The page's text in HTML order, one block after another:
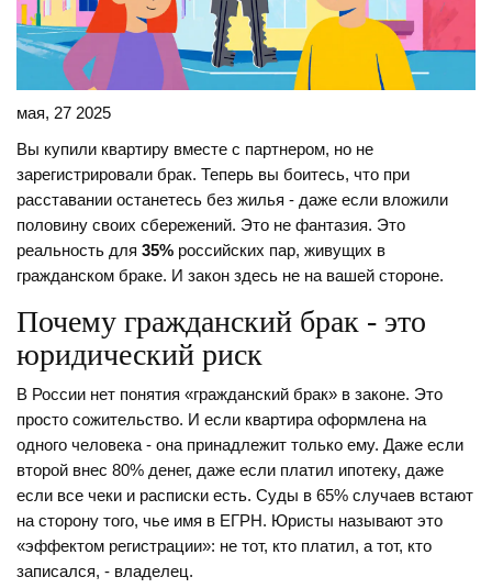
мая, 27 2025
Вы купили квартиру вместе с партнером, но не
зарегистрировали брак. Теперь вы боитесь, что при
расставании останетесь без жилья - даже если вложили
половину своих сбережений. Это не фантазия. Это
реальность для 35% российских пар, живущих в
гражданском браке. И закон здесь не на вашей стороне.
Почему гражданский брак - это
юридический риск
В России нет понятия «гражданский брак» в законе. Это
просто сожительство. И если квартира оформлена на
одного человека - она принадлежит только ему. Даже если
второй внес 80% денег, даже если платил ипотеку, даже
если все чеки и расписки есть. Суды в 65% случаев встают
на сторону того, чье имя в ЕГРН. Юристы называют это
«эффектом регистрации»: не тот, кто платил, а тот, кто
записался, - владелец.